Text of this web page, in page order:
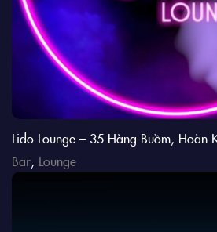
Lido Lounge – 35 Hàng Buồm, Hoàn
Bar, Lounge